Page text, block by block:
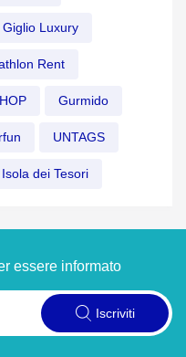
Giglio Luxury
Rent
Gurmido
UNTAGS
Isola dei Tesori
essere informato
Iscriviti